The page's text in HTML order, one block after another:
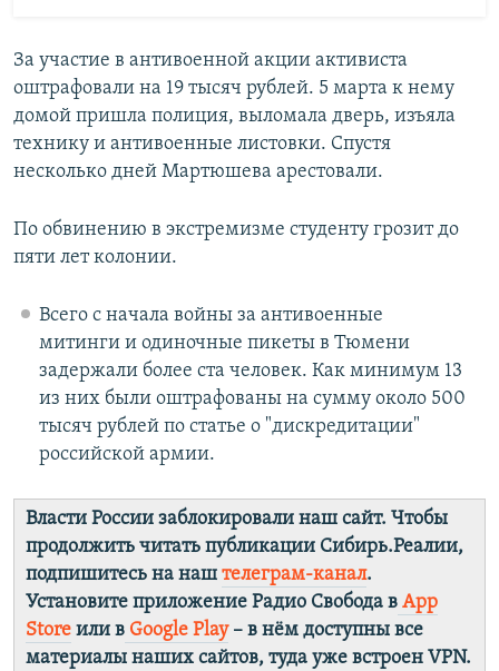
За участие в антивоенной акции активиста
оштрафовали на 19 тысяч рублей. 5 марта к нему
домой пришла полиция, выломала дверь, изъяла
технику и антивоенные листовки. Спустя
несколько дней Мартюшева арестовали.
По обвинению в экстремизме студенту грозит до
пяти лет колонии.
Всего с начала войны за антивоенные
митинги и одиночные пикеты в Тюмени
задержали более ста человек. Как минимум 13
из них были оштрафованы на сумму около 500
тысяч рублей по статье о "дискредитации"
российской армии.
Власти России заблокировали наш сайт. Чтобы
продолжить читать публикации Сибирь.Реалии,
подпишитесь на наш телеграм-канал.
Установите приложение Радио Свобода в App
Store или в Google Play– в нём доступны все
материалы наших сайтов, туда уже встроен VPN.